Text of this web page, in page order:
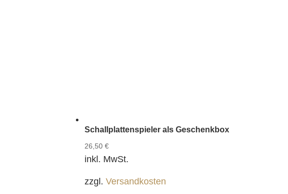
Schallplattenspieler als Geschenkbox
26,50€
inkl. MwSt.
zzgl.Versandkosten